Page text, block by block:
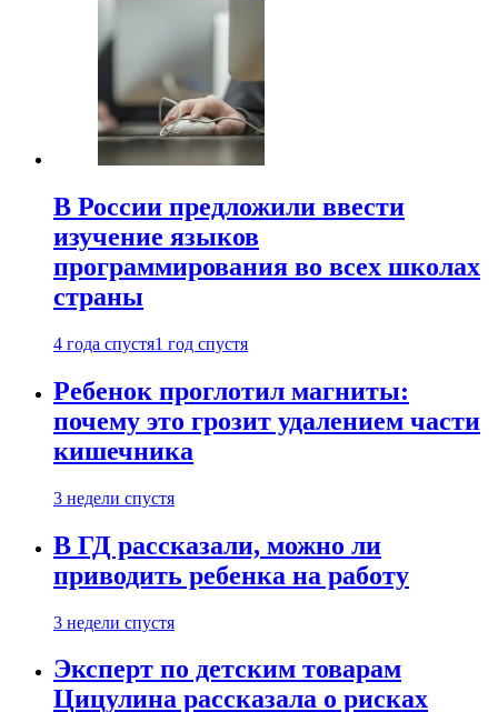
В России предложили ввести
изучение языков
программирования во всех школах
страны
4 года спустя1 год спустя
Ребенок проглотил магниты:
почему это грозит удалением части
кишечника
3 недели спустя
В ГД рассказали, можно ли
приводить ребенка на работу
3 недели спустя
Эксперт по детским товарам
Цицулина рассказала о рисках